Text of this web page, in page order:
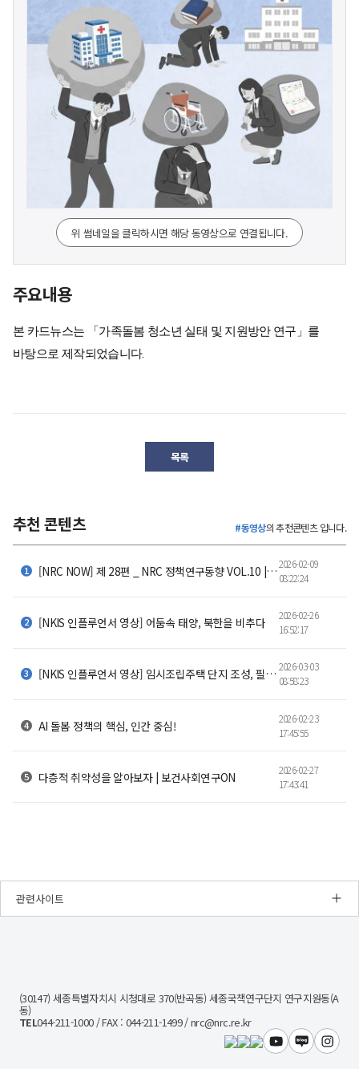
위 썸네일을 클릭하시면 해당 동영상으로 연결됩니다.
주요내용
본 카드뉴스는 「가족돌봄 청소년 실태 및 지원방안 연구」를
목록
추천 콘텐츠 #동영상의 추천콘텐츠 입니다.
[NRC NOW] 제 28편 _ NRC 정책연구동향 VOL.10 |저출산은 선택이 아니었다 - 결혼과 출산을 멈추 세운2026-02-09
08:22:24
[NKIS 인플루언서 영상] 어둠속 태양, 북한을 비추다
2026-02-26
16:52:17
[NKIS 인플루언서 영상] 임시조립주택 단지 조성, 필요한 기준과 개선 방향 2026-03-03
08:58:23
AI 돌봄 정책의 핵심, 인간 중심!
2026-02-23
17:45:55
다층적 취약성을 알아보자 | 보건사회연구ON
2026-02-27
17:43:41
관련사이트
문
사
회
연
(30147) 세종특별자치시 시청대로 370(반곡동) 세종국책연구단지 연구지원동(A
동)
TEL044-211-1000 / FAX : 044-211-1499 / nrc@nrc.re.kr
유튜브블로그인스